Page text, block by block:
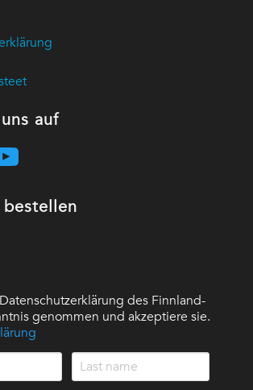
auf
des Finnland-
genommen und akzeptiere sie.